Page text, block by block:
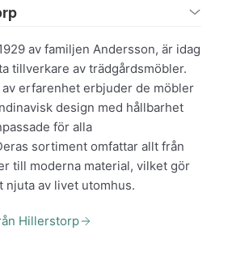
av familjen Andersson, är idag
tillverkare av trädgårdsmöbler.
erfarenhet erbjuder de möbler
design med hållbarhet
för alla
sortiment omfattar allt från
till moderna material, vilket gör
njuta av livet utomhus.
Hillerstorp